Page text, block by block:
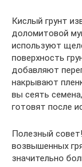
Кислый грунт
доломитовой
используют
поверхность
добавляют
накрывают
вы сеять
готовят после
Полезный
возвышенных
значительно